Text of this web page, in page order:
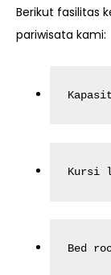
Berikut fasilitas
pariwisata kami:
Kursi
Bed